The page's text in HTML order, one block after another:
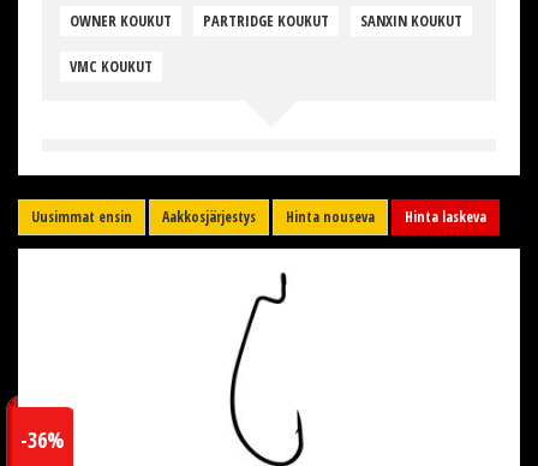
OWNER KOUKUT PARTRIDGE KOUKUT SANXIN KOUKUT
VMC KOUKUT
Uusimmat ensin Aakkosjärjestys Hinta nouseva Hinta laskeva
-36%